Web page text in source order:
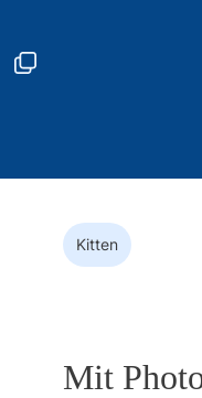
Kitten
Mit